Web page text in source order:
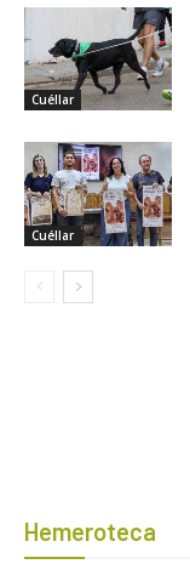
Cuéllar
Cuéllar
Hemeroteca